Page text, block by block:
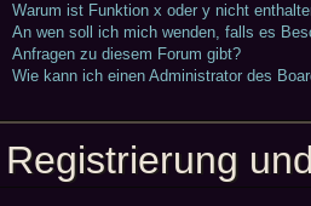
Warum ist Funktion x oder y nicht
An wen soll ich mich wenden, falls es
Anfragen zu diesem Forum gibt?
Wie kann ich einen Administrator des
Registrierung